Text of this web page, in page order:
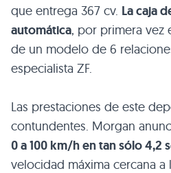
que entrega 367 cv. La caja
automática, por primera vez
de un modelo de 6
especialista ZF.
Las prestaciones de este
contundentes. Morgan
0 a 100 km/h en tan sólo 4,2
velocidad máxima cercana a